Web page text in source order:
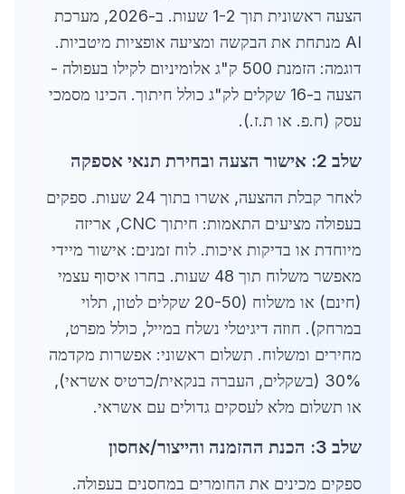
הצעה ראשונית תוך 1-2 שעות. ב-2026, מערכת
AI מנתחת את הבקשה ומציעה אופציות מיטביות.
דוגמה: הזמנת 500 ק"ג אלומיניום לקילו בעפולה -
הצעה ב-16 שקלים לק"ג כולל חיתוך. הכינו מסמכי
עסק (ח.פ. או ת.ז.).
שלב 2: אישור הצעה ובחירת תנאי אספקה
לאחר קבלת ההצעה, אשרו בתוך 24 שעות. ספקים
בעפולה מציעים התאמות: חיתוך CNC, אריזה
מיוחדת או בדיקות איכות. לוח זמנים: אישור מיידי
מאפשר משלוח תוך 48 שעות. בחרו איסוף עצמי
(חינם) או משלוח (20-50 שקלים לטון, תלוי
במרחק). חוזה דיגיטלי נשלח במייל, כולל מפרט,
מחירים ומשלוח. תשלום ראשוני: אפשרות מקדמה
30% (בשקלים, העברה בנקאית/כרטיס אשראי),
או תשלום מלא לעסקים גדולים עם אשראי.
שלב 3: הכנת ההזמנה והייצור/אחסון
ספקים מכינים את החומרים במחסנים בעפולה.